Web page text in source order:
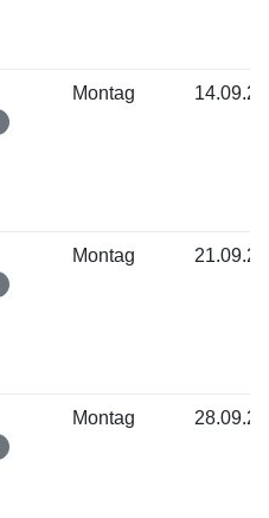
Montag
Montag
Montag